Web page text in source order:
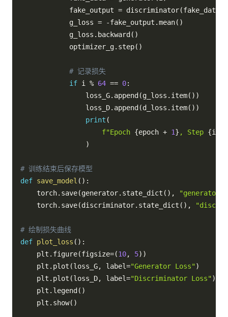
            fake_output
= discriminator(fake_data
            g_loss
= -fake_output .mean( )
            g_loss
. backward ( )
            optimizer_g
. step( )
# 记录损失
if i % 64 == 0:
                loss_G
. append (g_loss . item( ) )
                loss_D
. append (d_loss . item( ) )
print (
f"Epoch {epoch + 1} , Step {i
)
# 训练结束后保存模型
def save_model ( ) :
    torch
. save(generator. state_dict ( ) ,
    torch
. save(discriminator. state_dict ( ) ,
# 绘制损失曲线
def plot_loss ( ) :
    plt
. figure(figsize=(10, 5) )
    plt
. plot (loss_G, label="Generator Loss")
    plt
. plot (loss_D, label="Discriminator Loss")
    plt
. legend ( )
    plt
. show( )